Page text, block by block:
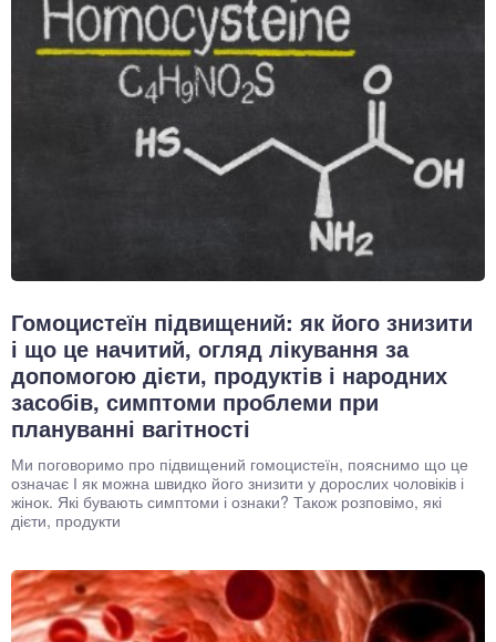
Гомоцистеїн підвищений: як його знизити
і що це начитий, огляд лікування за
допомогою дієти, продуктів і народних
засобів, симптоми проблеми при
плануванні вагітності
Ми поговоримо про підвищений гомоцистеїн, пояснимо що це
означає І як можна швидко його знизити у дорослих чоловіків і
жінок. Які бувають симптоми і ознаки? Також розповімо, які
дієти, продукти